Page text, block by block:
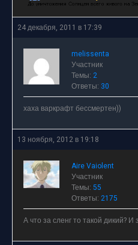
24 декабря, 2011 в 17:39
melissenta
Участник
Темы: 2
Ответы: 30
хаха варкрафт бессмертен))
13 ноября, 2012 в 19:18
Aire Vaiolent
Участник
Темы: 55
Ответы: 2175
А что за сленг то такой дикий?